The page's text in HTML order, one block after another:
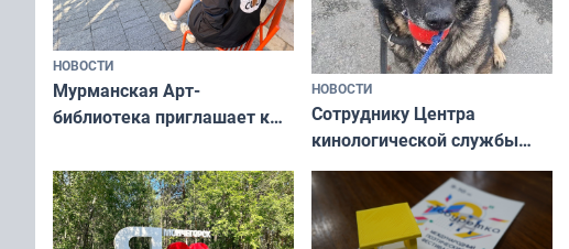
НОВОСТИ
Мурманская Арт-
библиотека приглашает к
и фотографов
НОВОСТИ
Сотруднику Центра
кинологической службы
ищут новый дом